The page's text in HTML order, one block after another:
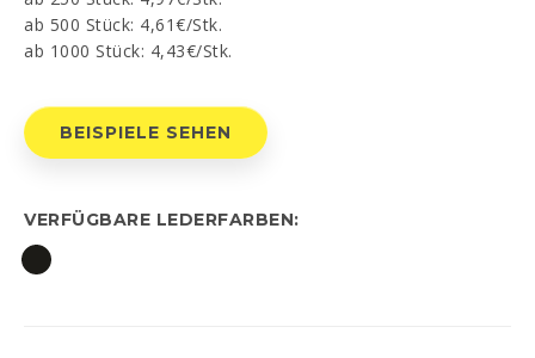
ab 500 Stück: 4,61€/Stk.
ab 1000 Stück: 4,43€/Stk.
BEISPIELE SEHEN
VERFÜGBARE LEDERFARBEN:
SENDEN